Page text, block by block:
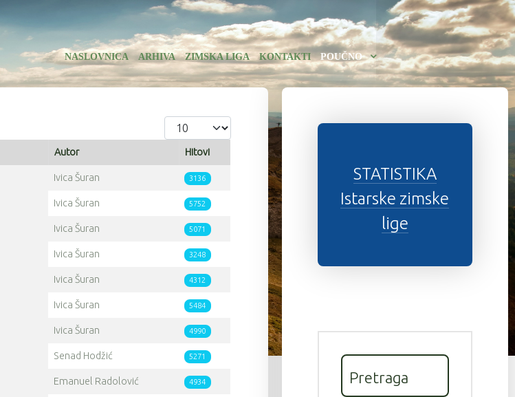
NASLOVNICA ARHIVA ZIMSKA LIGA KONTAKTI POUČNO
Prikaz #
Autor Hitovi
Ivica Šuran 3136
Ivica Šuran 5752
Ivica Šuran 5071
Ivica Šuran 3248
Ivica Šuran 4312
Ivica Šuran 5484
Ivica Šuran 4990
Senad Hodžić 5271
Emanuel Radolović 4934
STATISTIKA
Istarske zimske
lige
Pretraga